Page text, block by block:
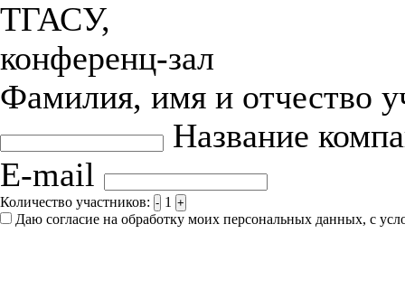
ТГАСУ,
конференц-зал
Фамилия, имя и отчество
Название
E-mail
Количество участников: - 1 +
Даю согласие на обработку моих персональных данных, с